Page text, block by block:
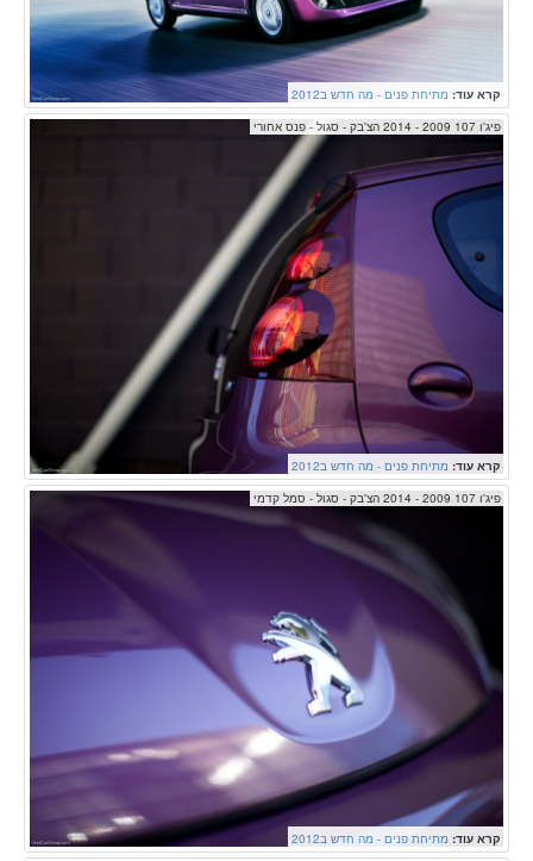
קרא עוד: מתיחת פנים - מה חדש ב2012
פיג'ו 107 2009 - 2014 הצ'בק - סגול - פנס אחורי
קרא עוד: מתיחת פנים - מה חדש ב2012
פיג'ו 107 2009 - 2014 הצ'בק - סגול - סמל קדמי
קרא עוד: מתיחת פנים - מה חדש ב2012